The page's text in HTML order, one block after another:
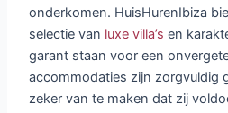
onderkomen. HuisHurenIbiza
selectie van luxe villa’s en
garant staan voor een
accommodaties zijn zorgvuldig
zeker van te maken dat zij